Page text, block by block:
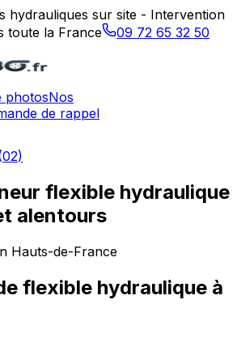
hydrauliques sur site - Intervention
toute la France
09 72 65 32 50
photosNos
de rappel
02)
flexible hydraulique
alentours
Hauts-de-France
flexible hydraulique à